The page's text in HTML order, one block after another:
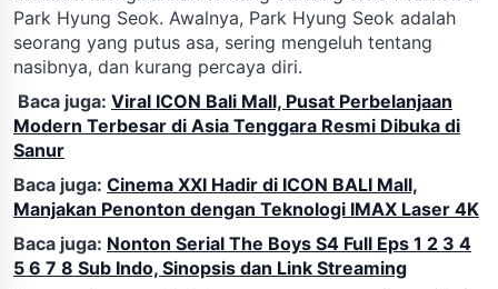
Park Hyung Seok. Awalnya, Park Hyung Seok adalah
seorang yang putus asa, sering mengeluh tentang
nasibnya, dan kurang percaya diri.
Baca juga: Viral ICON Bali Mall, Pusat Perbelanjaan
Modern Terbesar di Asia Tenggara Resmi Dibuka di
Sanur
Baca juga: Cinema XXI Hadir di ICON BALI Mall,
Manjakan Penonton dengan Teknologi IMAX Laser 4K
Baca juga: Nonton Serial The Boys S4 Full Eps 1 2 3 4
5 6 7 8 Sub Indo, Sinopsis dan Link Streaming